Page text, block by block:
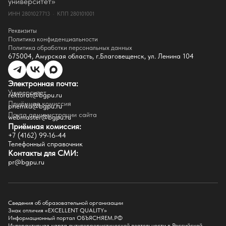
Документы
Контакты
Сведения о доходах
Доступная среда
Инфраструктура
Противодествие коррупции
Противодействие терроризму
Целевой капитал
Часто задаваемые вопросы
Внутренний сайт
Факультеты
Естественно-географический факультет
Историко-филологический факультет
Факультет иностранных языков
Факультет педагогики и психологии
Факультет физической культуры и спорта
Подготовительное отделение для иностранных граждан
Поступление
Приемная комиссия
ИНН 2801027713 · КПП 280101001
Реквизиты
Политика конфиденциальности
Политика обработки персональных данных
675004, Амурская область, г.Благовещенск, ул. Ленина 104
Электронная почта:
Университет
rektorat@bgpu.ru
Приёмная комиссия
priemka@bgpu.ru
Почта администрации сайта
webmaster@bgpu.ru
Приёмная комиссия:
+7 (4162) 99-16-44
Телефонный справочник
Контакты для СМИ:
pr@bgpu.ru
Сведения об образовательной организации
Знак отличия «EXCELLENT QUALITY»
Информационный портал ОБЪЯСНЯЕМ.РФ